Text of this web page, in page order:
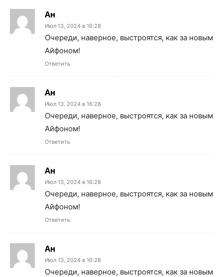
Ан
Июл 13, 2024 в 16:28
Очереди, наверное, выстроятся, как за новым
Айфоном!
Ответить
Ан
Июл 13, 2024 в 16:28
Очереди, наверное, выстроятся, как за новым
Айфоном!
Ответить
Ан
Июл 13, 2024 в 16:28
Очереди, наверное, выстроятся, как за новым
Айфоном!
Ответить
Ан
Июл 13, 2024 в 16:28
Очереди, наверное, выстроятся, как за новым